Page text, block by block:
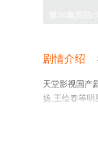
剧情介绍
天堂影视国产
扬,王绘春等明
电影网，更